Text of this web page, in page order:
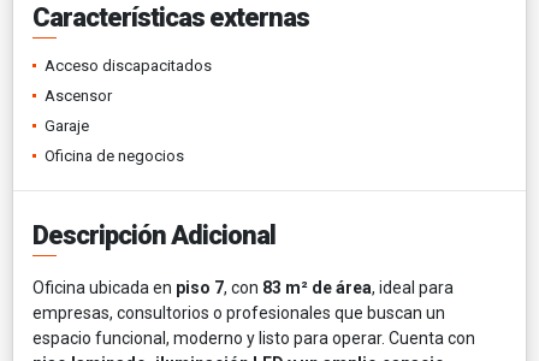
Características externas
Acceso discapacitados
Ascensor
Garaje
Oficina de negocios
Descripción Adicional
Oficina ubicada en piso 7, con 83 m² de área, ideal para
empresas, consultorios o profesionales que buscan un
espacio funcional, moderno y listo para operar. Cuenta con